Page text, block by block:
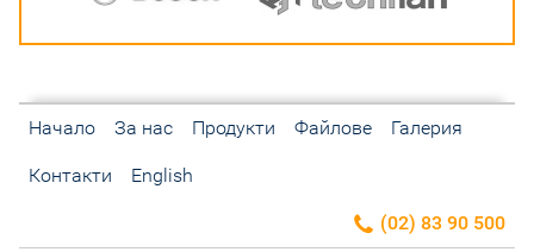
Начало За нас Продукти Файлове Галерия
Контакти English
(02) 83 90 500